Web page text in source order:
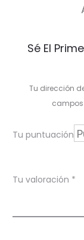
r
i
o
Sé El
Tu dirección
Tu puntuación
Tu valoración *